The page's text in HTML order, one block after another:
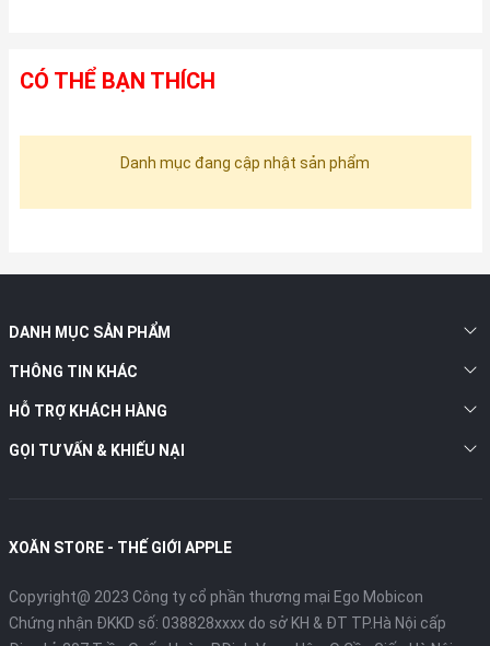
CÓ THỂ BẠN THÍCH
Danh mục đang cập nhật sản phẩm
DANH MỤC SẢN PHẨM
THÔNG TIN KHÁC
HỖ TRỢ KHÁCH HÀNG
GỌI TƯ VẤN & KHIẾU NẠI
XOĂN STORE - THẾ GIỚI APPLE
Copyright@ 2023 Công ty cổ phần thương mại Ego Mobicon
Chứng nhận ĐKKD số: 038828xxxx do sở KH & ĐT TP.Hà Nội cấp